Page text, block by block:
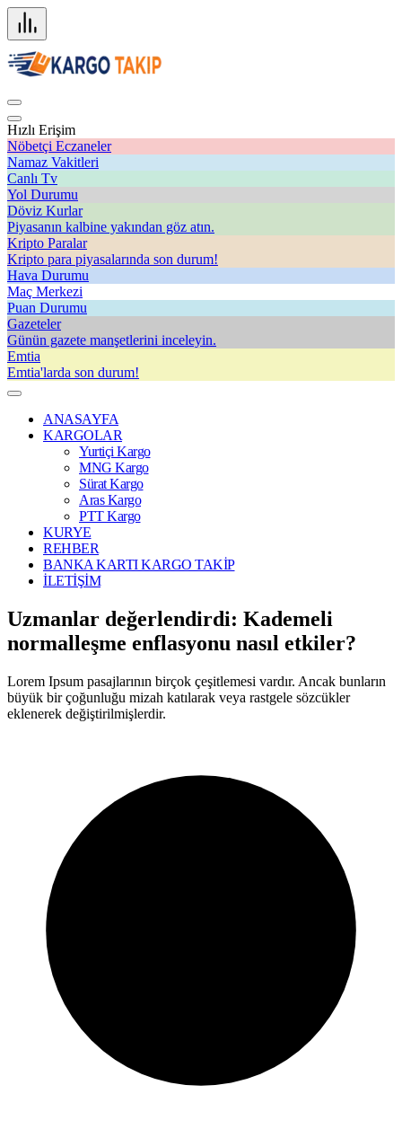
Hızlı Erişim
Nöbetçi Eczaneler
Namaz Vakitleri
Canlı Tv
Yol Durumu
Döviz Kurlar
Piyasanın kalbine yakından göz atın.
Kripto Paralar
Kripto para piyasalarında son durum!
Hava Durumu
Maç Merkezi
Puan Durumu
Gazeteler
Günün gazete manşetlerini inceleyin.
Emtia
Emtia'larda son durum!
ANASAYFA
KARGOLAR
Yurtiçi Kargo
MNG Kargo
Sürat Kargo
Aras Kargo
PTT Kargo
KURYE
REHBER
BANKA KARTI KARGO TAKİP
İLETİŞİM
Uzmanlar değerlendirdi: Kademeli
normalleşme enflasyonu nasıl etkiler?
Lorem Ipsum pasajlarının birçok çeşitlemesi vardır. Ancak bunların
büyük bir çoğunluğu mizah katılarak veya rastgele sözcükler
eklenerek değiştirilmişlerdir.